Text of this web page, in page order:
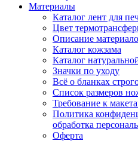
Материалы
Каталог лент для
Цвет
Описание
Каталог кожзама
Каталог
Значки по уходу
Всё о бланках
Список размеров
Требование к
Политика
обработка
Оферта